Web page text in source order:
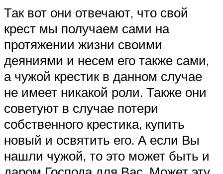
Так вот они отвечают, что свой
крест мы получаем сами на
протяжении жизни своими
деяниями и несем его также сами,
а чужой крестик в данном случае
не имеет никакой роли. Также они
советуют в случае потери
собственного крестика, купить
новый и освятить его. А если Вы
нашли чужой, то это может быть и